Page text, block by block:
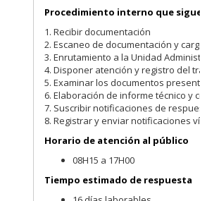
Procedimiento interno que
1. Recibir documentación
2. Escaneo de documentación y
3. Enrutamiento a la Unidad
4. Disponer atención y registro del
5. Examinar los documentos
6. Elaboración de informe técnico y
7. Suscribir notificaciones de
8. Registrar y enviar notificaciones
Horario de atención al público
08H15 a 17H00
Tiempo estimado de respuesta